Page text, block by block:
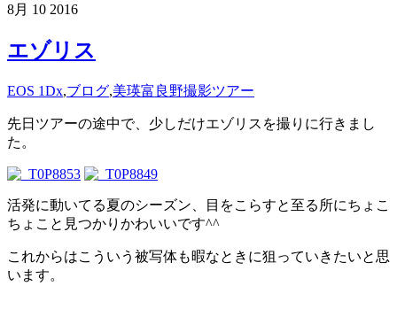
8月 10 2016
エゾリス
EOS 1Dx,ブログ,美瑛富良野撮影ツアー
先日ツアーの途中で、少しだけエゾリスを撮りに行きまし
た。
活発に動いてる夏のシーズン、目をこらすと至る所にちょこ
ちょこと見つかりかわいいです^^
これからはこういう被写体も暇なときに狙っていきたいと思
います。